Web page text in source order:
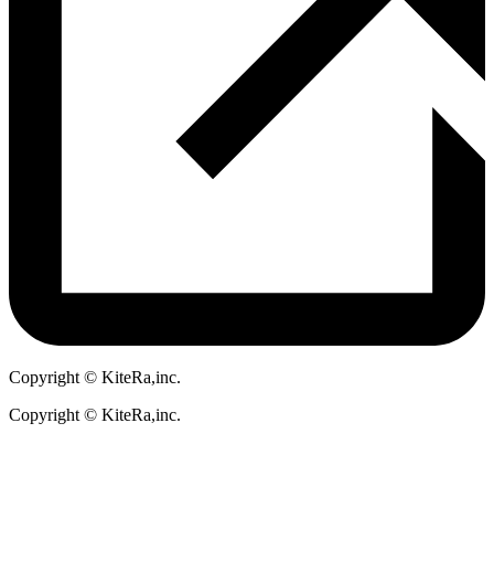
Copyright © KiteRa,inc.
Copyright © KiteRa,inc.